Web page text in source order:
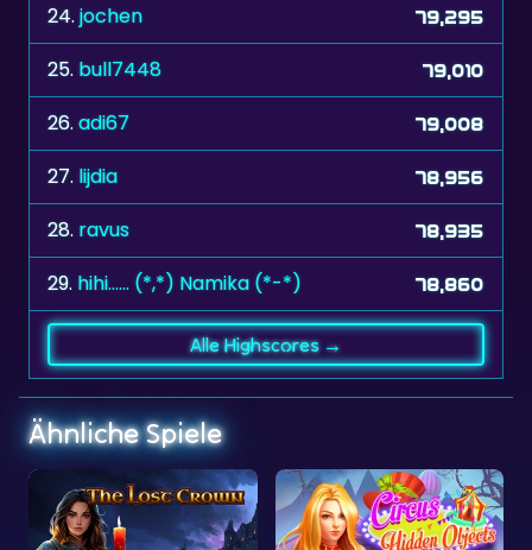
24.jochen 79,295
25. bull7448 79,010
26.adi67 79,008
27. lijdia 78,956
28. ravus 78,935
29. hihi...... (*,*) Namika (*-*) 78,860
Alle Highscores →
Ähnliche Spiele